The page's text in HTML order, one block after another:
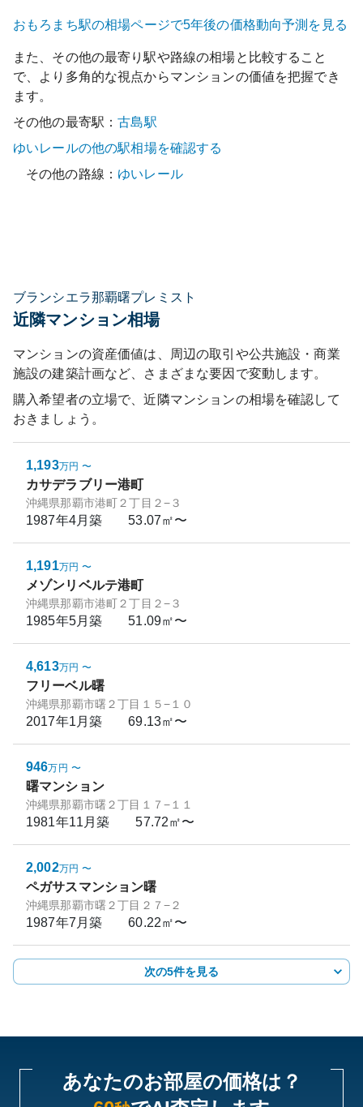
おもろまち駅の相場ページで5年後の価格動向予測を見る
また、その他の最寄り駅や路線の相場と比較すること
で、より多角的な視点からマンションの価値を把握でき
ます。
その他の最寄駅：古島駅
ゆいレールの他の駅相場を確認する
その他の路線： ゆいレール
ブランシエラ那覇曙プレミスト
近隣マンション相場
マンションの資産価値は、周辺の取引や公共施設・商業
施設の建築計画など、さまざまな要因で変動します。
購入希望者の立場で、近隣マンションの相場を確認して
おきましょう。
1,193万円 〜
カサデラブリー港町
沖縄県那覇市港町２丁目２−３
1987年4月築 53.07㎡〜
1,191万円 〜
メゾンリベルテ港町
沖縄県那覇市港町２丁目２−３
1985年5月築 51.09㎡〜
4,613万円 〜
フリーベル曙
沖縄県那覇市曙２丁目１５−１０
2017年1月築 69.13㎡〜
946万円 〜
曙マンション
沖縄県那覇市曙２丁目１７−１１
1981年11月築 57.72㎡〜
2,002万円 〜
ペガサスマンション曙
沖縄県那覇市曙２丁目２７−２
1987年7月築 60.22㎡〜
次の5件を見る
あなたのお部屋の価格は？